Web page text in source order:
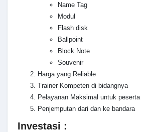
Name Tag
Modul
Flash disk
Ballpoint
Block Note
Souvenir
Harga yang Reliable
Trainer Kompeten di bidangnya
Pelayanan Maksimal untuk peserta
Penjemputan dari dan ke bandara
Investasi :